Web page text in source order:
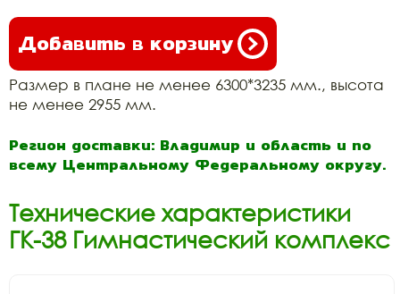
Добавить в корзину
Размер в плане не менее 6300*3235 мм., высота
не менее 2955 мм.
Регион доставки: Владимир и область и по
всему Центральному Федеральному округу.
Технические характеристики
ГК-38 Гимнастический комплекс